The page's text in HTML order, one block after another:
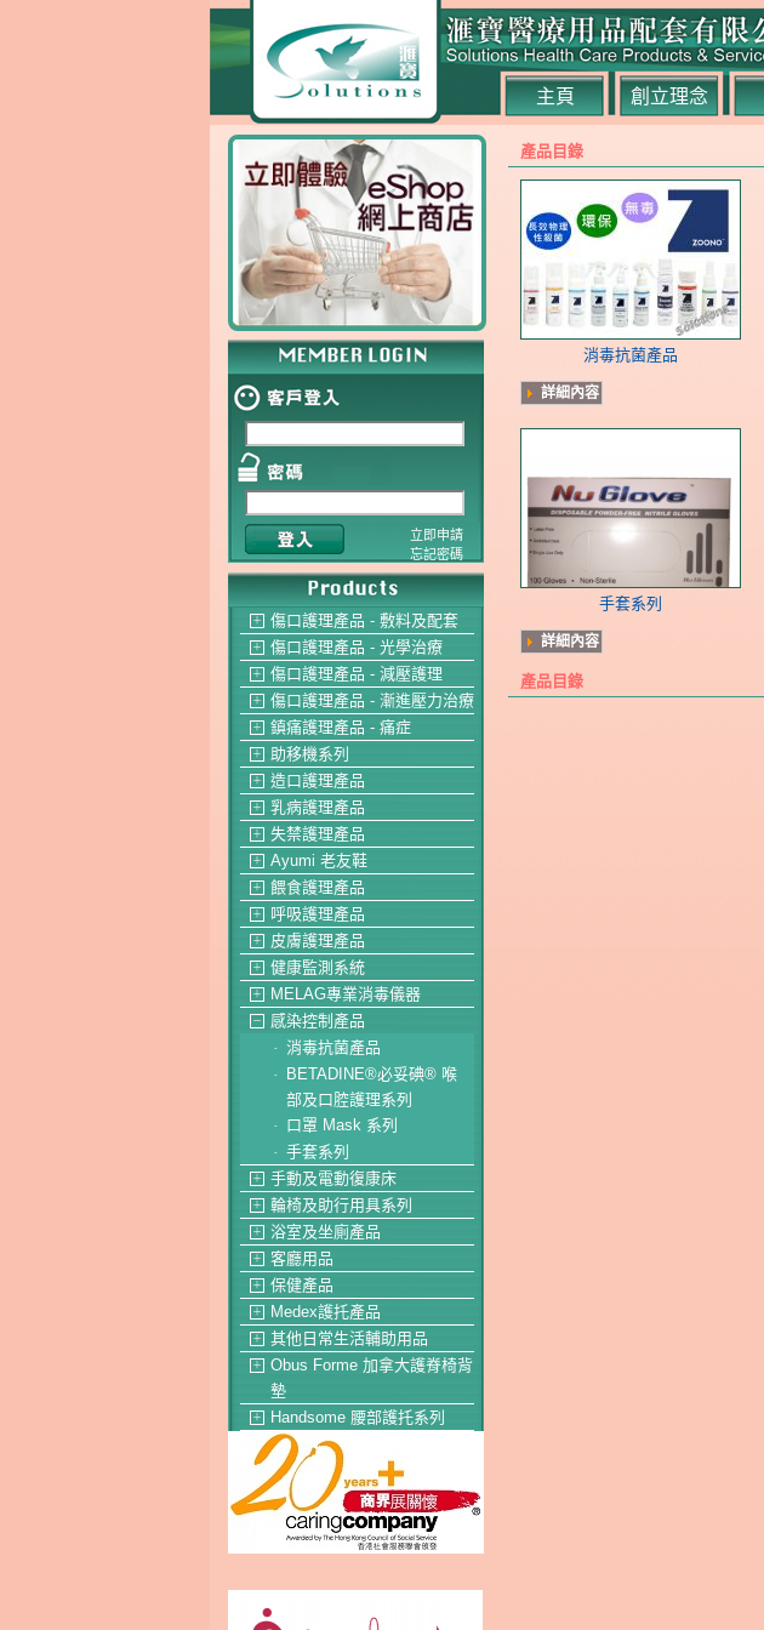
主頁 創立理念
立即申請
忘記密碼
＋ 傷口護理產品 - 敷料及配套
＋ 傷口護理產品 - 光學治療
＋ 傷口護理產品 - 減壓護理
＋ 傷口護理產品 - 漸進壓力治療
＋ 鎮痛護理產品 - 痛症
＋ 助移機系列
＋ 造口護理產品
＋ 乳病護理產品
＋ 失禁護理產品
＋ Ayumi 老友鞋
＋ 餵食護理產品
＋ 呼吸護理產品
＋ 皮膚護理產品
＋ 健康監測系統
＋ MELAG專業消毒儀器
－ 感染控制產品
- 消毒抗菌產品
-
BETADINE®必妥碘® 喉
部及口腔護理系列
- 口罩 Mask 系列
- 手套系列
＋ 手動及電動復康床
＋ 輪椅及助行用具系列
＋ 浴室及坐廁產品
＋ 客廳用品
＋ 保健產品
＋ Medex護托產品
＋ 其他日常生活輔助用品
＋
Obus Forme 加拿大護脊椅背
墊
＋ Handsome 腰部護托系列
產品目錄
消毒抗菌產品
詳細內容
手套系列
詳細內容
產品目錄